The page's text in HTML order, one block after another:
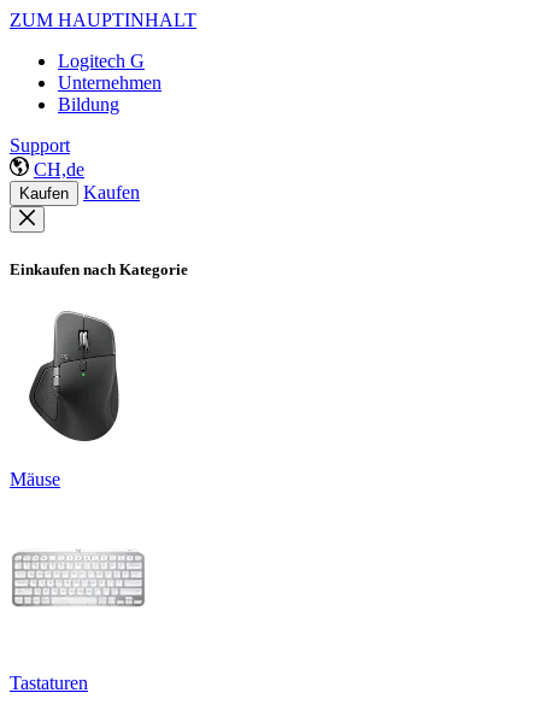
ZUM HAUPTINHALT
Logitech G
Unternehmen
Bildung
Support
CH,de
Kaufen Kaufen
Einkaufen nach Kategorie
Mäuse
Tastaturen